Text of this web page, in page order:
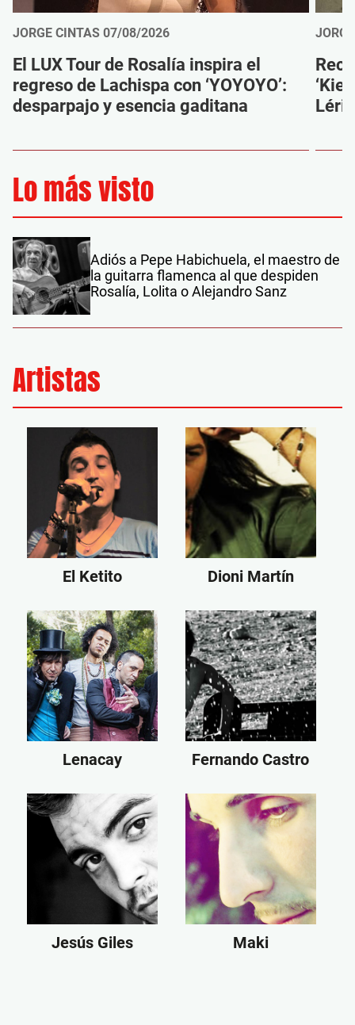
JORGE CINTAS 07/08/2026
El LUX Tour de Rosalía inspira el
regreso de Lachispa con ‘YOYOYO’:
desparpajo y esencia gaditana
Lo más visto
Adiós a Pepe Habichuela, el maestro de
la guitarra flamenca al que despiden
Rosalía, Lolita o Alejandro Sanz
Artistas
El Ketito Dioni Martín
Lenacay Fernando Castro
Jesús Giles Maki